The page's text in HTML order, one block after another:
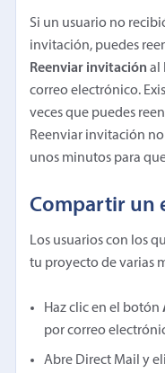
Si un usuario no
invitación, puedes
Reenviar invitación al
correo electrónico.
veces que puedes
Reenviar invitación
unos minutos para
Compartir un
Los usuarios con los
tu proyecto de varias
Haz clic en el botón
por correo
Abre Direct Mail y